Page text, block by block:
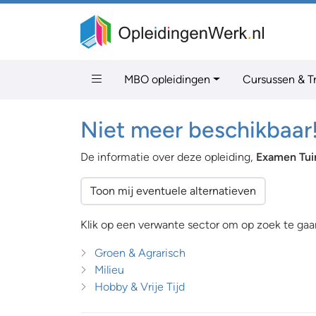
MBO opleidingen Cursussen &
Niet meer
De informatie over deze opleiding, Examen
Toon mij eventuele alternatieven
Klik op een verwante sector om op zoek te
Groen & Agrarisch
Milieu
Hobby & Vrije Tijd